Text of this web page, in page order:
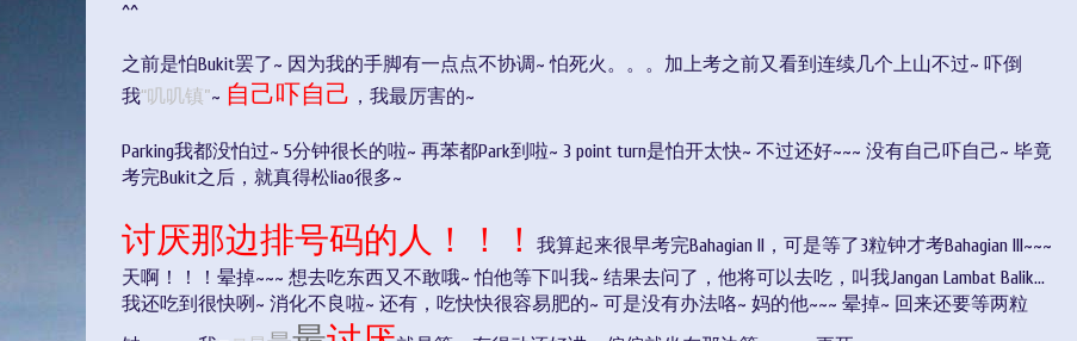
^^
之前是怕Bukit罢了~ 因为我的手脚有一点点不协调~ 怕死火。。。加上考之前又看到连续几个上山不过~ 吓倒
我“叽叽镇”~ 自己吓自己 ，我最厉害的~
Parking我都没怕过~ 5分钟很长的啦~ 再苯都Park到啦~ 3 point turn是怕开太快~ 不过还好~~~ 没有自己吓自己~ 毕竟
考完Bukit之后，就真得松liao很多~
讨厌那边排号码的人！！！
我算起来很早考完Bahagian II，可是等了3粒钟才考Bahagian III~~~
天啊！！！晕掉~~~ 想去吃东西又不敢哦~ 怕他等下叫我~ 结果去问了，他将可以去吃，叫我Jangan Lambat Balik...
我还吃到很快咧~ 消化不良啦~ 还有，吃快快很容易肥的~ 可是没有办法咯~ 妈的他~~~ 晕掉~ 回来还要等两粒